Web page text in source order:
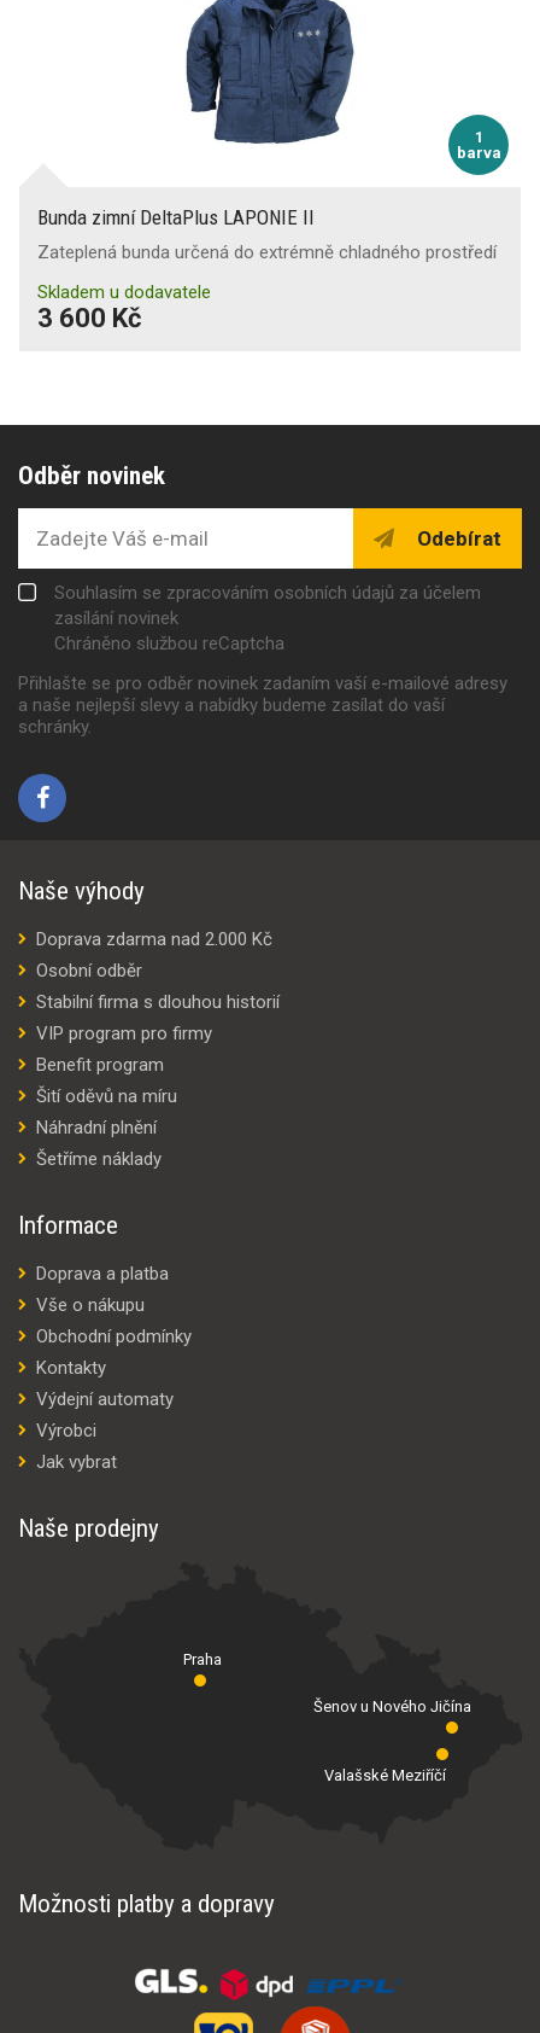
1
barva
Bunda zimní DeltaPlus LAPONIE II
Zateplená bunda určená do extrémně chladného prostředí
Skladem u dodavatele
3 600 Kč
Odběr novinek
Odebírat
Souhlasím se zpracováním osobních údajů za účelem
zasílání novinek
Chráněno službou reCaptcha
Přihlašte se pro odběr novinek zadaním vaší e-mailové adresy
a naše nejlepší slevy a nabídky budeme zasílat do vaší
schránky.
Naše výhody
Doprava zdarma nad 2.000 Kč
Osobní odběr
Stabilní firma s dlouhou historií
VIP program pro firmy
Benefit program
Šití oděvů na míru
Náhradní plnění
Šetříme náklady
Informace
Doprava a platba
Vše o nákupu
Obchodní podmínky
Kontakty
Výdejní automaty
Výrobci
Jak vybrat
Naše prodejny
Praha
Valašské Meziříčí
Šenov u Nového Jičína
Možnosti platby a dopravy